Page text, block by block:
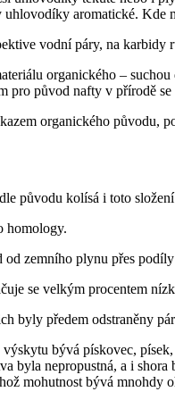
aromatické. Kde
vodní páry, na karbidy
organického –
pro původ nafty v přírodě
organického původu,
původu kolísá i toto
homology.
zemního plynu přes
se velkým procentem
byly předem odstraněny
bývá pískovec,
byla nepropustná, a i
mohutnost bývá mnohdy